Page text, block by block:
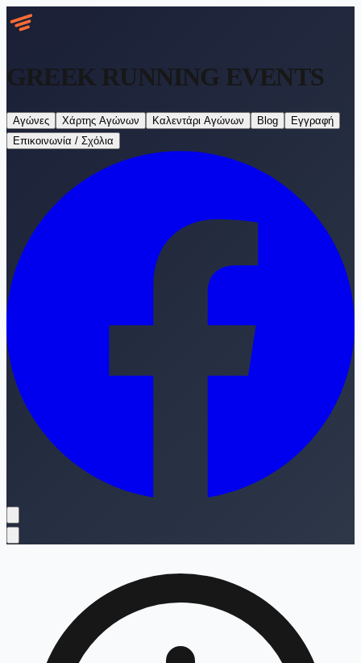
GREEK RUNNING EVENTS
Αγώνες Χάρτης Αγώνων Καλεντάρι Αγώνων Blog
Εγγραφή
Επικοινωνία / Σχόλια